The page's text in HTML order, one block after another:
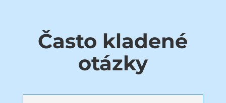
Často kladené
otázky